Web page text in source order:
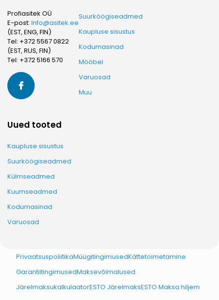
Profiasitek OÜ
E-post: Info@asitek.ee
(EST, ENG, FIN)
Tel: +372 5567 0822
(EST, RUS, FIN)
Tel: +372 5166 570
Suurköögiseadmed
Kaupluse sisustus
Kodumasinad
Mööbel
Varuosad
Muu
Uued tooted
Kaupluse sisustus
Suurköögiseadmed
Külmseadmed
Kuumseadmed
Kodumasinad
Varuosad
PrivaatsuspoliitikaMüügitingimusedKättetoimetamine
GarantiitingimusedMaksevõimalused
JärelmaksukalkulaatorESTO JärelmaksESTO Maksa hiljem